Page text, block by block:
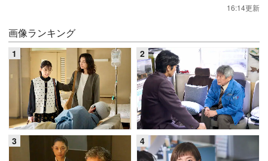
16:14更新
画像ランキング